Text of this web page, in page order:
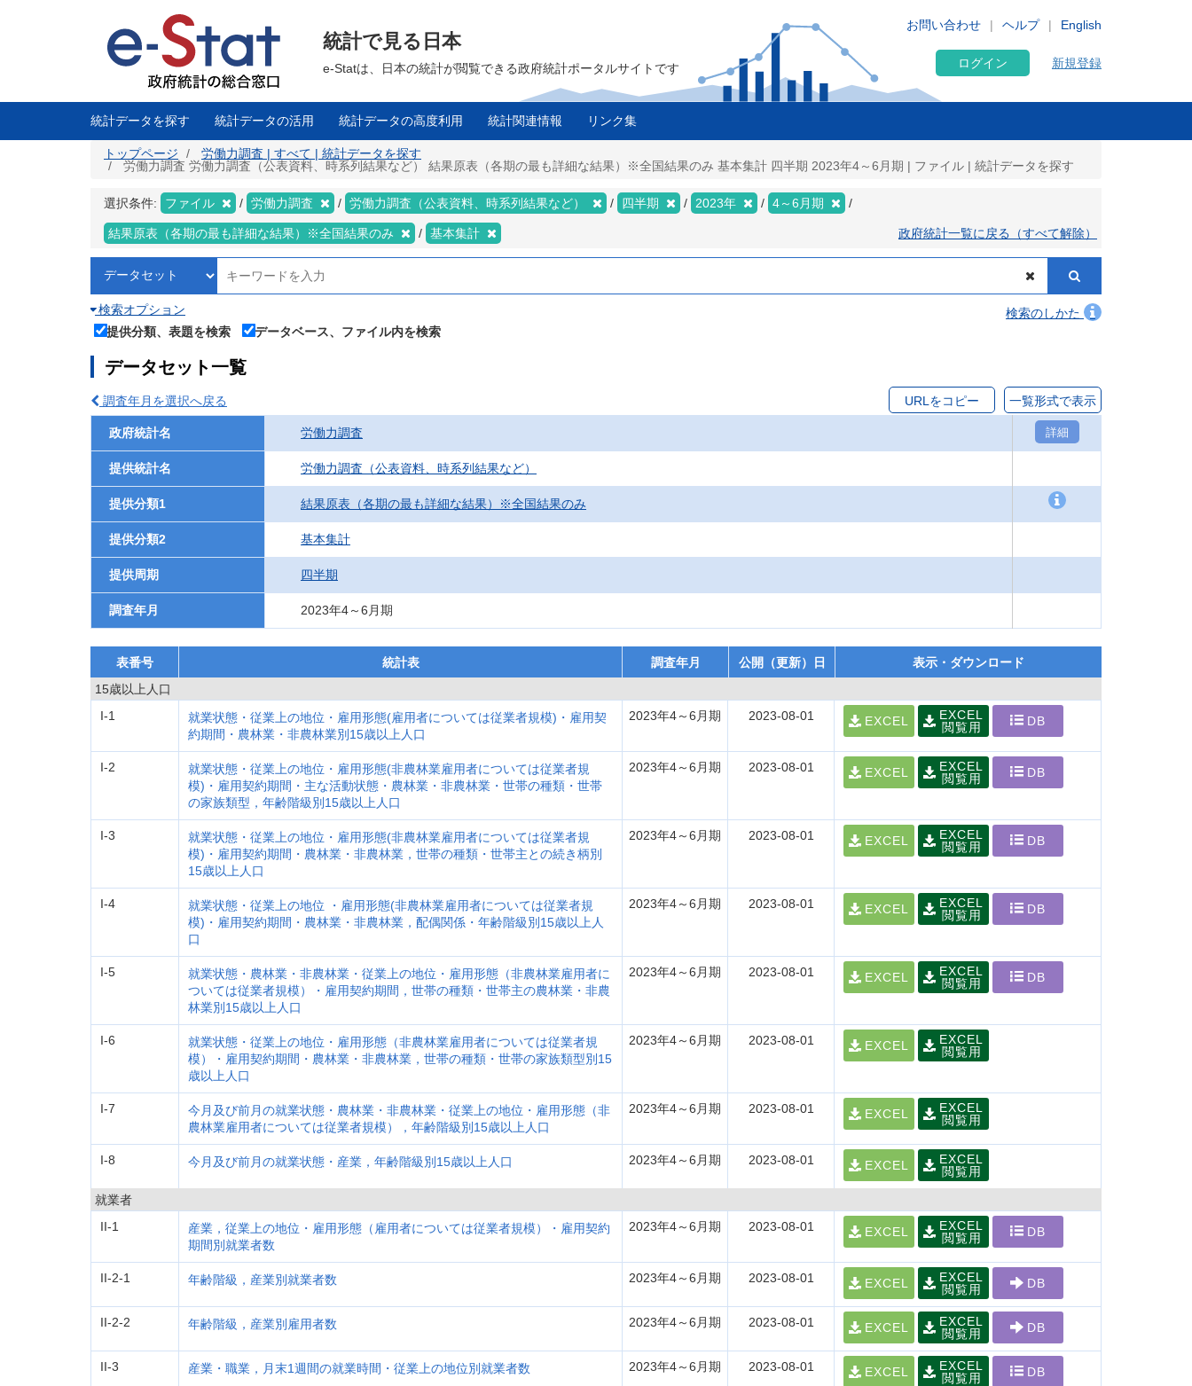
に
English
お問い合わせ ヘルプ
統計で見る日本
e-Statは、日本の統計が閲覧できる政府統計ポータルサイトです ログイン 新規登録
統計データを探す 統計データの活用 統計データの高度利用 統計関連情報 リンク集
トップページ
労働力調査 | すべて | 統計データを探す
労働力調査 労働力調査（公表資料、時系列結果など） 結果原表（各期の最も詳細な結果）※全国結果のみ 基本集計 四半期 2023年4～6月期 | ファイル | 統計データを探す
選択条件: ファイル 労働力調査 労働力調査（公表資料、時系列結果など） 四半期 2023年 4～6月期
結果原表（各期の最も詳細な結果）※全国結果のみ 基本集計 政府統計一覧に戻る（すべて解除）
検索オプション
検索のしかた
提供分類、表題を検索
データベース、ファイル内を検索
データセット一覧
調査年月を選択へ戻る URLをコピー 一覧形式で表示
政府統計名 労働力調査 詳細
提供統計名 労働力調査（公表資料、時系列結果など）
提供分類1 結果原表（各期の最も詳細な結果）※全国結果のみ
提供分類2 基本集計
提供周期 四半期
調査年月 2023年4～6月期
表番号 統計表 調査年月 公開（更新）日
表示・ダウンロード
15歳以上人口
I-1
就業状態・従業上の地位・雇用形態(雇用者については従業者規模)・雇用契
約期間・農林業・非農林業別15歳以上人口
2023年4～6月期 2023-08-01 EXCEL
EXCEL
閲覧用
DB
I-2
就業状態・従業上の地位・雇用形態(非農林業雇用者については従業者規
模)・雇用契約期間・主な活動状態・農林業・非農林業・世帯の種類・世帯
の家族類型，年齢階級別15歳以上人口
2023年4～6月期 2023-08-01 EXCEL
EXCEL
閲覧用
DB
I-3
就業状態・従業上の地位・雇用形態(非農林業雇用者については従業者規
模)・雇用契約期間・農林業・非農林業，世帯の種類・世帯主との続き柄別
15歳以上人口
2023年4～6月期 2023-08-01 EXCEL
EXCEL
閲覧用
DB
I-4
就業状態・従業上の地位 ・雇用形態(非農林業雇用者については従業者規
模)・雇用契約期間・農林業・非農林業，配偶関係・年齢階級別15歳以上人
口
2023年4～6月期 2023-08-01 EXCEL
EXCEL
閲覧用
DB
I-5
就業状態・農林業・非農林業・従業上の地位・雇用形態（非農林業雇用者に
ついては従業者規模）・雇用契約期間，世帯の種類・世帯主の農林業・非農
林業別15歳以上人口
2023年4～6月期 2023-08-01 EXCEL
EXCEL
閲覧用
DB
I-6
就業状態・従業上の地位・雇用形態（非農林業雇用者については従業者規
模）・雇用契約期間・農林業・非農林業，世帯の種類・世帯の家族類型別15
歳以上人口
2023年4～6月期 2023-08-01 EXCEL
EXCEL
閲覧用
I-7
今月及び前月の就業状態・農林業・非農林業・従業上の地位・雇用形態（非
農林業雇用者については従業者規模），年齢階級別15歳以上人口
2023年4～6月期 2023-08-01 EXCEL
EXCEL
閲覧用
I-8 今月及び前月の就業状態・産業，年齢階級別15歳以上人口 2023年4～6月期 2023-08-01 EXCEL
EXCEL
閲覧用
就業者
II-1
産業，従業上の地位・雇用形態（雇用者については従業者規模）・雇用契約
期間別就業者数
2023年4～6月期 2023-08-01 EXCEL
EXCEL
閲覧用
DB
II-2-1 年齢階級，産業別就業者数 2023年4～6月期 2023-08-01 EXCEL
EXCEL
閲覧用
DB
II-2-2 年齢階級，産業別雇用者数 2023年4～6月期 2023-08-01 EXCEL
EXCEL
閲覧用
DB
II-3 産業・職業，月末1週間の就業時間・従業上の地位別就業者数 2023年4～6月期 2023-08-01 EXCEL
EXCEL
閲覧用
DB